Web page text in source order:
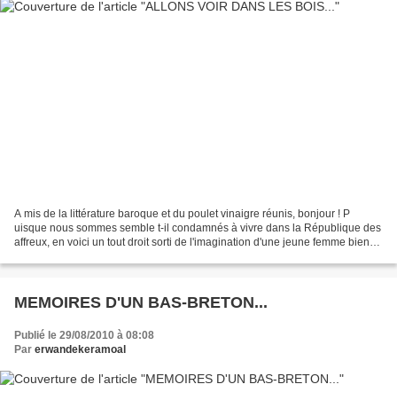
A mis de la littérature baroque et du poulet vinaigre réunis, bonjour ! P
uisque nous sommes semble t-il condamnés à vivre dans la République des
affreux, en voici un tout droit sorti de l'imagination d'une jeune femme bien
MEMOIRES D'UN BAS-BRETON...
Publié le 29/08/2010 à 08:08
Par erwandekeramoal